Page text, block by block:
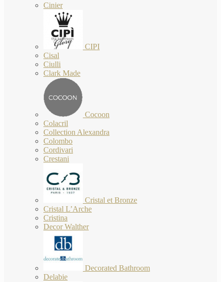
Cinier
CIPI
Cisal
Ciulli
Clark Made
Cocoon
Colacril
Collection Alexandra
Colombo
Cordivari
Crestani
Cristal et Bronze
Cristal L’Arche
Cristina
Decor Walther
Decorated Bathroom
Delabie